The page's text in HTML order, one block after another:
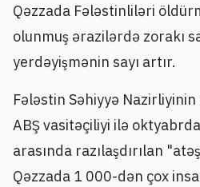
Qəzzada Fələstinliləri
olunmuş ərazilərdə zorakı
yerdəyişmənin sayı artır.
Fələstin Səhiyyə
ABŞ vasitəçiliyi ilə
arasında razılaşdırılan
Qəzzada 1 000-dən çox